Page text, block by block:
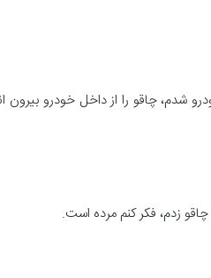
شدم، چاقو را از داخل خودرو
زدم، فکر کنم مرده است.